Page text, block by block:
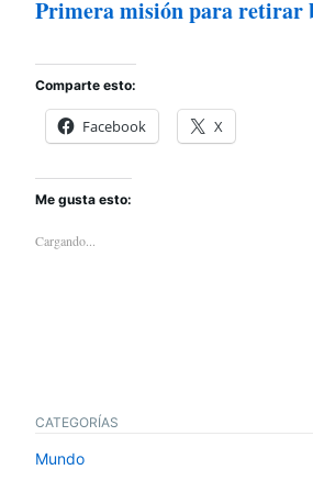
Primera misión para retirar
Comparte esto:
Facebook X
Me gusta esto:
Cargando...
CATEGORÍAS
Mundo